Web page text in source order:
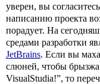
уверен, вы
написанию проекта
порадует. На
средами разработки
JetBrains. Если вы
слюней, чтобы
VisualStudia!”, то